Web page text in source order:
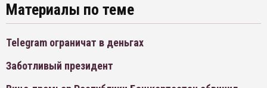
Материалы по теме
Telegram ограничат в деньгах
Заботливый президент